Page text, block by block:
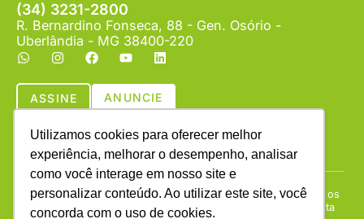
Utilizamos cookies para oferecer melhor
experiência, melhorar o desempenho, analisar
como você interage em nosso site e
personalizar conteúdo. Ao utilizar este site, você
concorda com o uso de cookies.
(34) 3231-2800
R. Bernardino Fonseca, 88 - Gen. Osório -
Uberlândia - MG 38400-220
ASSINE ANUNCIE
Copyright © (1990 - 2026) Revista Campo & Negócios. Todos os
direitos reservados. É proibida a reprodução do conteúdo desta